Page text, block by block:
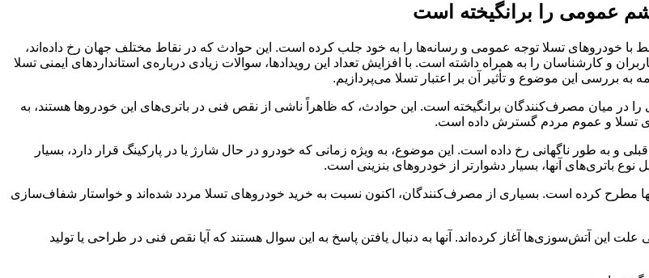
عمومی را برانگیخته است
خودروهای تسلا توجه عمومی و رسانه‌ها را به خود جلب کرده است. این حوادث که در نقاط مختلف جهان رخ داده‌اند،
و کارشناسان را به همراه داشته است. با افزایش تعداد این رویدادها، سوالات زیادی درباره‌ی استانداردهای ایمنی تسلا
بررسی این موضوع و تأثیر آن بر اعتبار تسلا می‌پردازیم.
در میان مصرف‌کنندگان برانگیخته است. این حوادث، که ظاهراً ناشی از نقص فنی در باتری‌های این خودروها هستند، به
تسلا و عموم مردم گسترش داده است.
به طور ناگهانی رخ داده است. این موضوع، به ویژه زمانی که خودرو در حال شارژ یا در پارکینگ قرار دارد، بسیار
باتری‌های آنها، بسیار دشوارتر از خودروهای بنزینی است.
مطرح کرده است. بسیاری از مصرف‌کنندگان، اکنون نسبت به خرید خودروهای تسلا مردد شده‌اند و خواستار شفاف‌سازی
این آتش‌سوزی‌ها آغاز کرده‌اند. آنها به دنبال یافتن پاسخ به این سوال هستند که آیا نقص فنی در طراحی یا تولید